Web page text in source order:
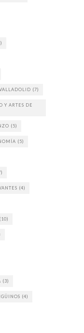
(7)
Y ARTES DE
(5)
(5)
(4)
(10)
(3)
(4)